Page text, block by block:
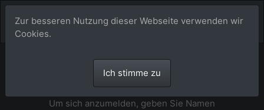
Anmeldung
Um sich anzumelden, geben Sie Namen
Zur besseren Nutzung dieser Webseite verwenden wir
Cookies.
Ich stimme zu